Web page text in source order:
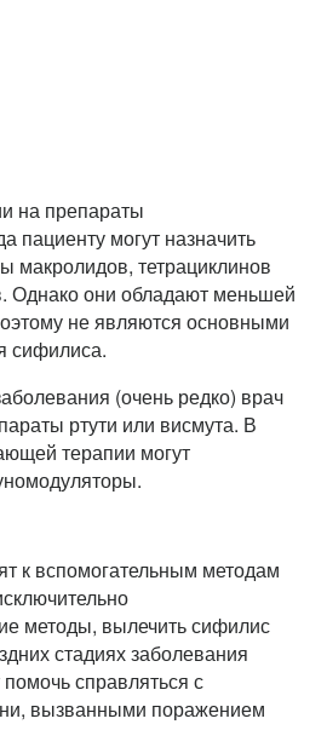
на препараты
пациенту могут назначить
макролидов, тетрациклинов
Однако они обладают меньшей
не являются основными
сифилиса.
(очень редко) врач
ртути или висмута. В
терапии могут
к вспомогательным методам
методы, вылечить сифилис
стадиях заболевания
справляться с
вызванными поражением